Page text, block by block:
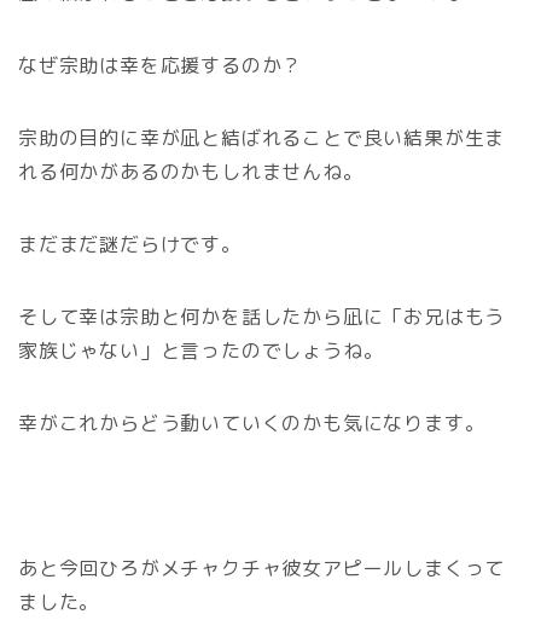
なぜ宗助は幸を応援するのか？
宗助の目的に幸が凪と結ばれることで良い結果が生ま
れる何かがあるのかもしれませんね。
まだまだ謎だらけです。
そして幸は宗助と何かを話したから凪に「お兄はもう
家族じゃない」と言ったのでしょうね。
幸がこれからどう動いていくのかも気になります。
あと今回ひろがメチャクチャ彼女アピールしまくって
ました。